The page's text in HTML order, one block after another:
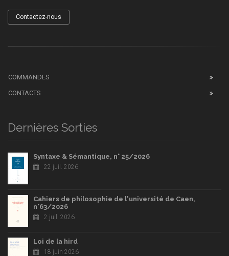
Contactez-nous
COMMANDES
CONTACTS
Dernières Sorties
Syntaxe & Sémantique, n° 25/2026
22 juil. 2026
Cahiers de philosophie de l'université de Caen,
n°63/2026
2 juil. 2026
Loi de la hird
18 juin 2026